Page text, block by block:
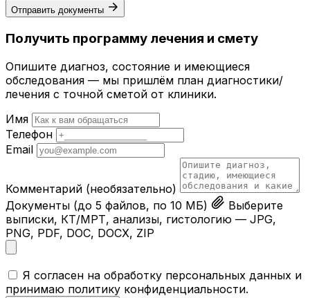
Отправить документы
Получить программу лечения и смету
Опишите диагноз, состояние и имеющиеся
обследования — мы пришлём план диагностики/
лечения с точной сметой от клиники.
Имя
Телефон
Email
Комментарий (необязательно)
Документы (до 5 файлов, по 10 МБ)
Выберите
выписки, КТ/МРТ, анализы, гистологию — JPG,
PNG, PDF, DOC, DOCX, ZIP
Я согласен на обработку персональных данных и
принимаю политику конфиденциальности.